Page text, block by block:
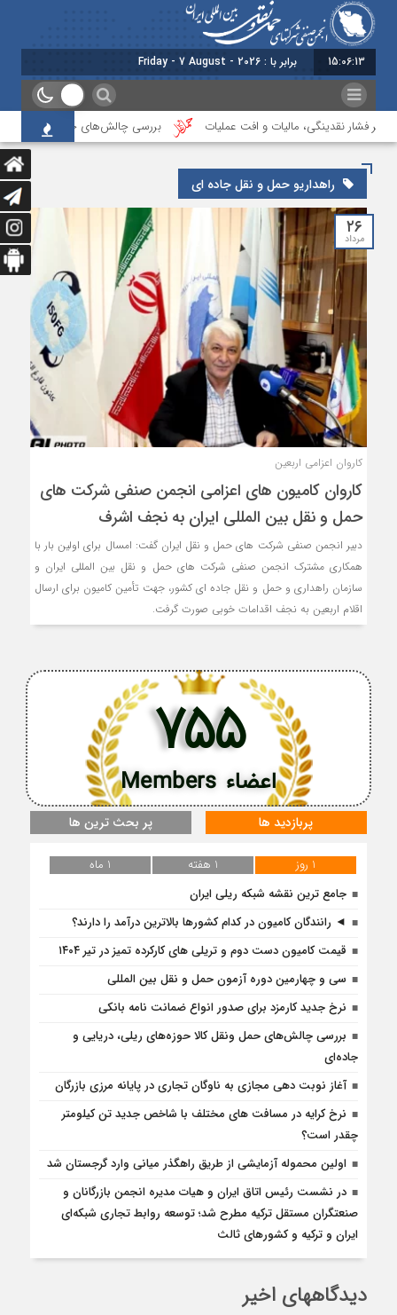
15:06:14 برابر با : Friday - 7 August - 2026
فشار نقدینگی، مالیات و افت عملیات بررسی چالش‌های حمل ونقل کالا
راهداریو حمل و نقل جاده ای
۲۶
مرداد
کاروان اعزامی اربعین
کاروان کامیون های اعزامی انجمن صنفی شرکت های
حمل و نقل بین المللی ایران به نجف اشرف
دبیر انجمن صنفی شرکت های حمل و نقل ایران گفت: امسال برای اولین بار با
همکاری مشترک انجمن صنفی شرکت های حمل و نقل بین المللی ایران و
سازمان راهداری و حمل و نقل جاده ای کشور، جهت تأمین کامیون برای ارسال
اقلام اربعین به نجف اقدامات خوبی صورت گرفت.
اعضاء Members
755
پربازدید ها پر بحث ترین ها
1 روز 1 هفته
1 ماه
جامع ترین نقشه شبکه ریلی ایران
◄ رانندگان کامیون در کدام کشورها بالاترین درآمد را دارند؟
قیمت کامیون دست دوم و تریلی‌ های کارکرده تمیز در تیر ۱۴۰۴
سی و چهارمین دوره آزمون حمل و نقل بین المللی
نرخ جدید کارمزد برای صدور انواع ضمانت نامه بانکی
بررسی چالش‌های حمل ونقل کالا حوزه‌های ریلی، دریایی و
جاده‌ای
آغاز نوبت دهی مجازی به ناوگان تجاری در پایانه مرزی بازرگان
نرخ کرایه در مسافت‌ های مختلف با شاخص جدید تن کیلومتر
چقدر است؟
اولین محموله آزمایشی از طریق راهگذر میانی وارد گرجستان شد
در نشست رئیس اتاق ایران و هیات مدیره انجمن بازرگانان و
صنعتگران مستقل ترکیه مطرح شد؛ توسعه روابط تجاری شبکه‌ای
ایران و ترکیه و کشورهای ثالث
دیدگاههای اخیر